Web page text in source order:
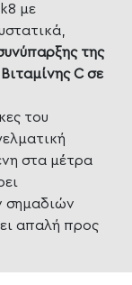
με
της
C σε
του
στα μέτρα
σημαδιών
απαλή προς